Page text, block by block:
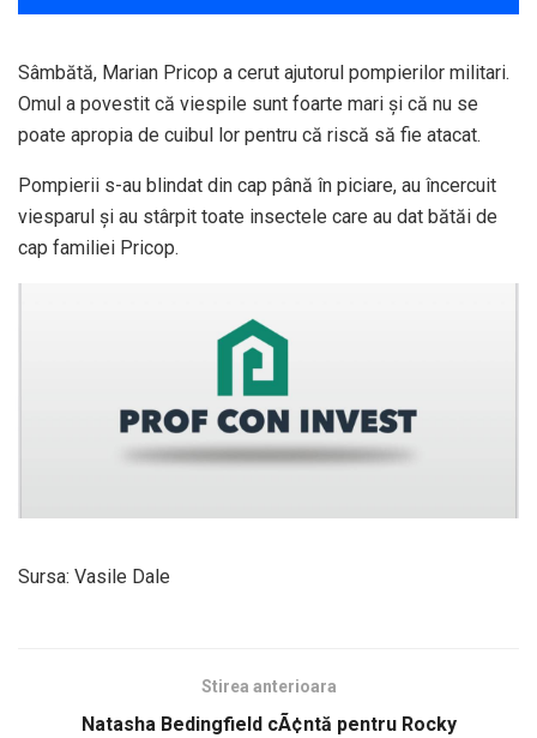
Sâmbătă, Marian Pricop a cerut ajutorul pompierilor militari.
Omul a povestit că viespile sunt foarte mari şi că nu se
poate apropia de cuibul lor pentru că riscă să fie atacat.
Pompierii s-au blindat din cap până în piciare, au încercuit
viesparul şi au stârpit toate insectele care au dat bătăi de
cap familiei Pricop.
Sursa: Vasile Dale
Stirea anterioara
Natasha Bedingfield cÃ¢ntă pentru Rocky